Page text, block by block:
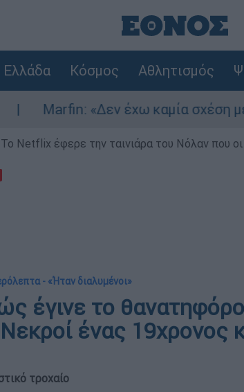
Ελλάδα Κόσμος Αθλητισμός
έχω καμία σχέση με την
Netflix έφερε την ταινιάρα του Νόλαν που
- «Ήταν διαλυμένοι»
έγινε το θανατηφόρο
ένας 19χρονος
τροχαίο